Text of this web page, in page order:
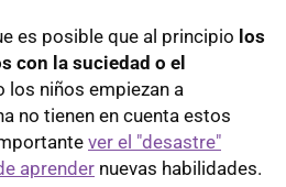
es posible que al principio los
con la suciedad o el
los niños empiezan a
no tienen en cuenta estos
ver el "desastre"
aprender nuevas habilidades.